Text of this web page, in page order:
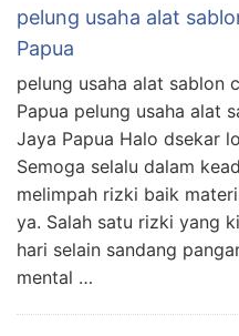
pelung usaha alat
Papua
pelung usaha alat sablon
Papua pelung usaha alat
Jaya Papua Halo dsekar
Semoga selalu dalam
melimpah rizki baik
ya. Salah satu rizki yang
hari selain sandang
mental …